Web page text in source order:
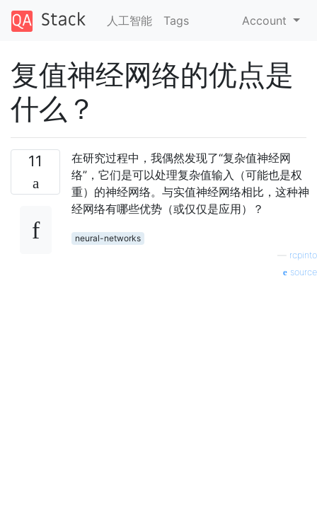
人工智能 Tags Account
复值神经网络的优点是
什么？
11
在研究过程中，我偶然发现了“复杂值神经网
络”，它们是可以处理复杂值输入（可能也是权
重）的神经网络。与实值神经网络相比，这种神
经网络有哪些优势（或仅仅是应用）？
neural-networks
rcpinto
source